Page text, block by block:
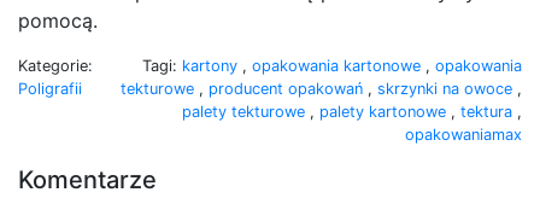
pomocą.
Kategorie:
Poligrafii
Tagi: kartony , opakowania kartonowe , opakowania
tekturowe , producent opakowań , skrzynki na owoce ,
palety tekturowe , palety kartonowe , tektura ,
opakowaniamax
Komentarze